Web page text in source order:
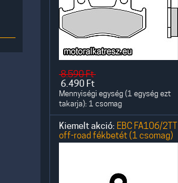
8.590Ft
6.490 Ft
Mennyiségi egység (1 egység ezt
takarja): 1 csomag
Kiemelt akció: EBC FA106/2TT
off-road fékbetét (1 csomag)